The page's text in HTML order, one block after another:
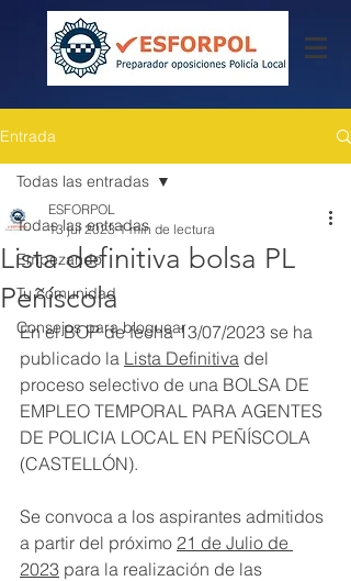
Entrada
Todas las entradas
Empezando
Tu comunidad
Consejos para bloguear
Todas las entradas
Lista definitiva bolsa PL
Peñíscola
ESFORPOL
13 jul 2023 1 min de lectura
En el BOP de fecha 13/07/2023 se ha
publicado la Lista Definitiva del
proceso selectivo de una BOLSA DE
EMPLEO TEMPORAL PARA AGENTES
DE POLICIA LOCAL EN PEÑÍSCOLA
(CASTELLÓN).
Se convoca a los aspirantes admitidos
a partir del próximo 21 de Julio de
2023 para la realización de las